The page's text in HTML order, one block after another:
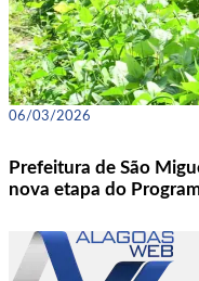
06/03/2026
Prefeitura de São
nova etapa do